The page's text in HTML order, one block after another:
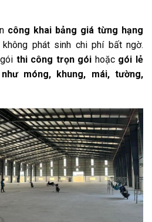
công khai bảng giá từng hạng
phát sinh chi phí bất ngờ.
thi công trọn gói hoặc gói lẻ
móng, khung, mái, tường,